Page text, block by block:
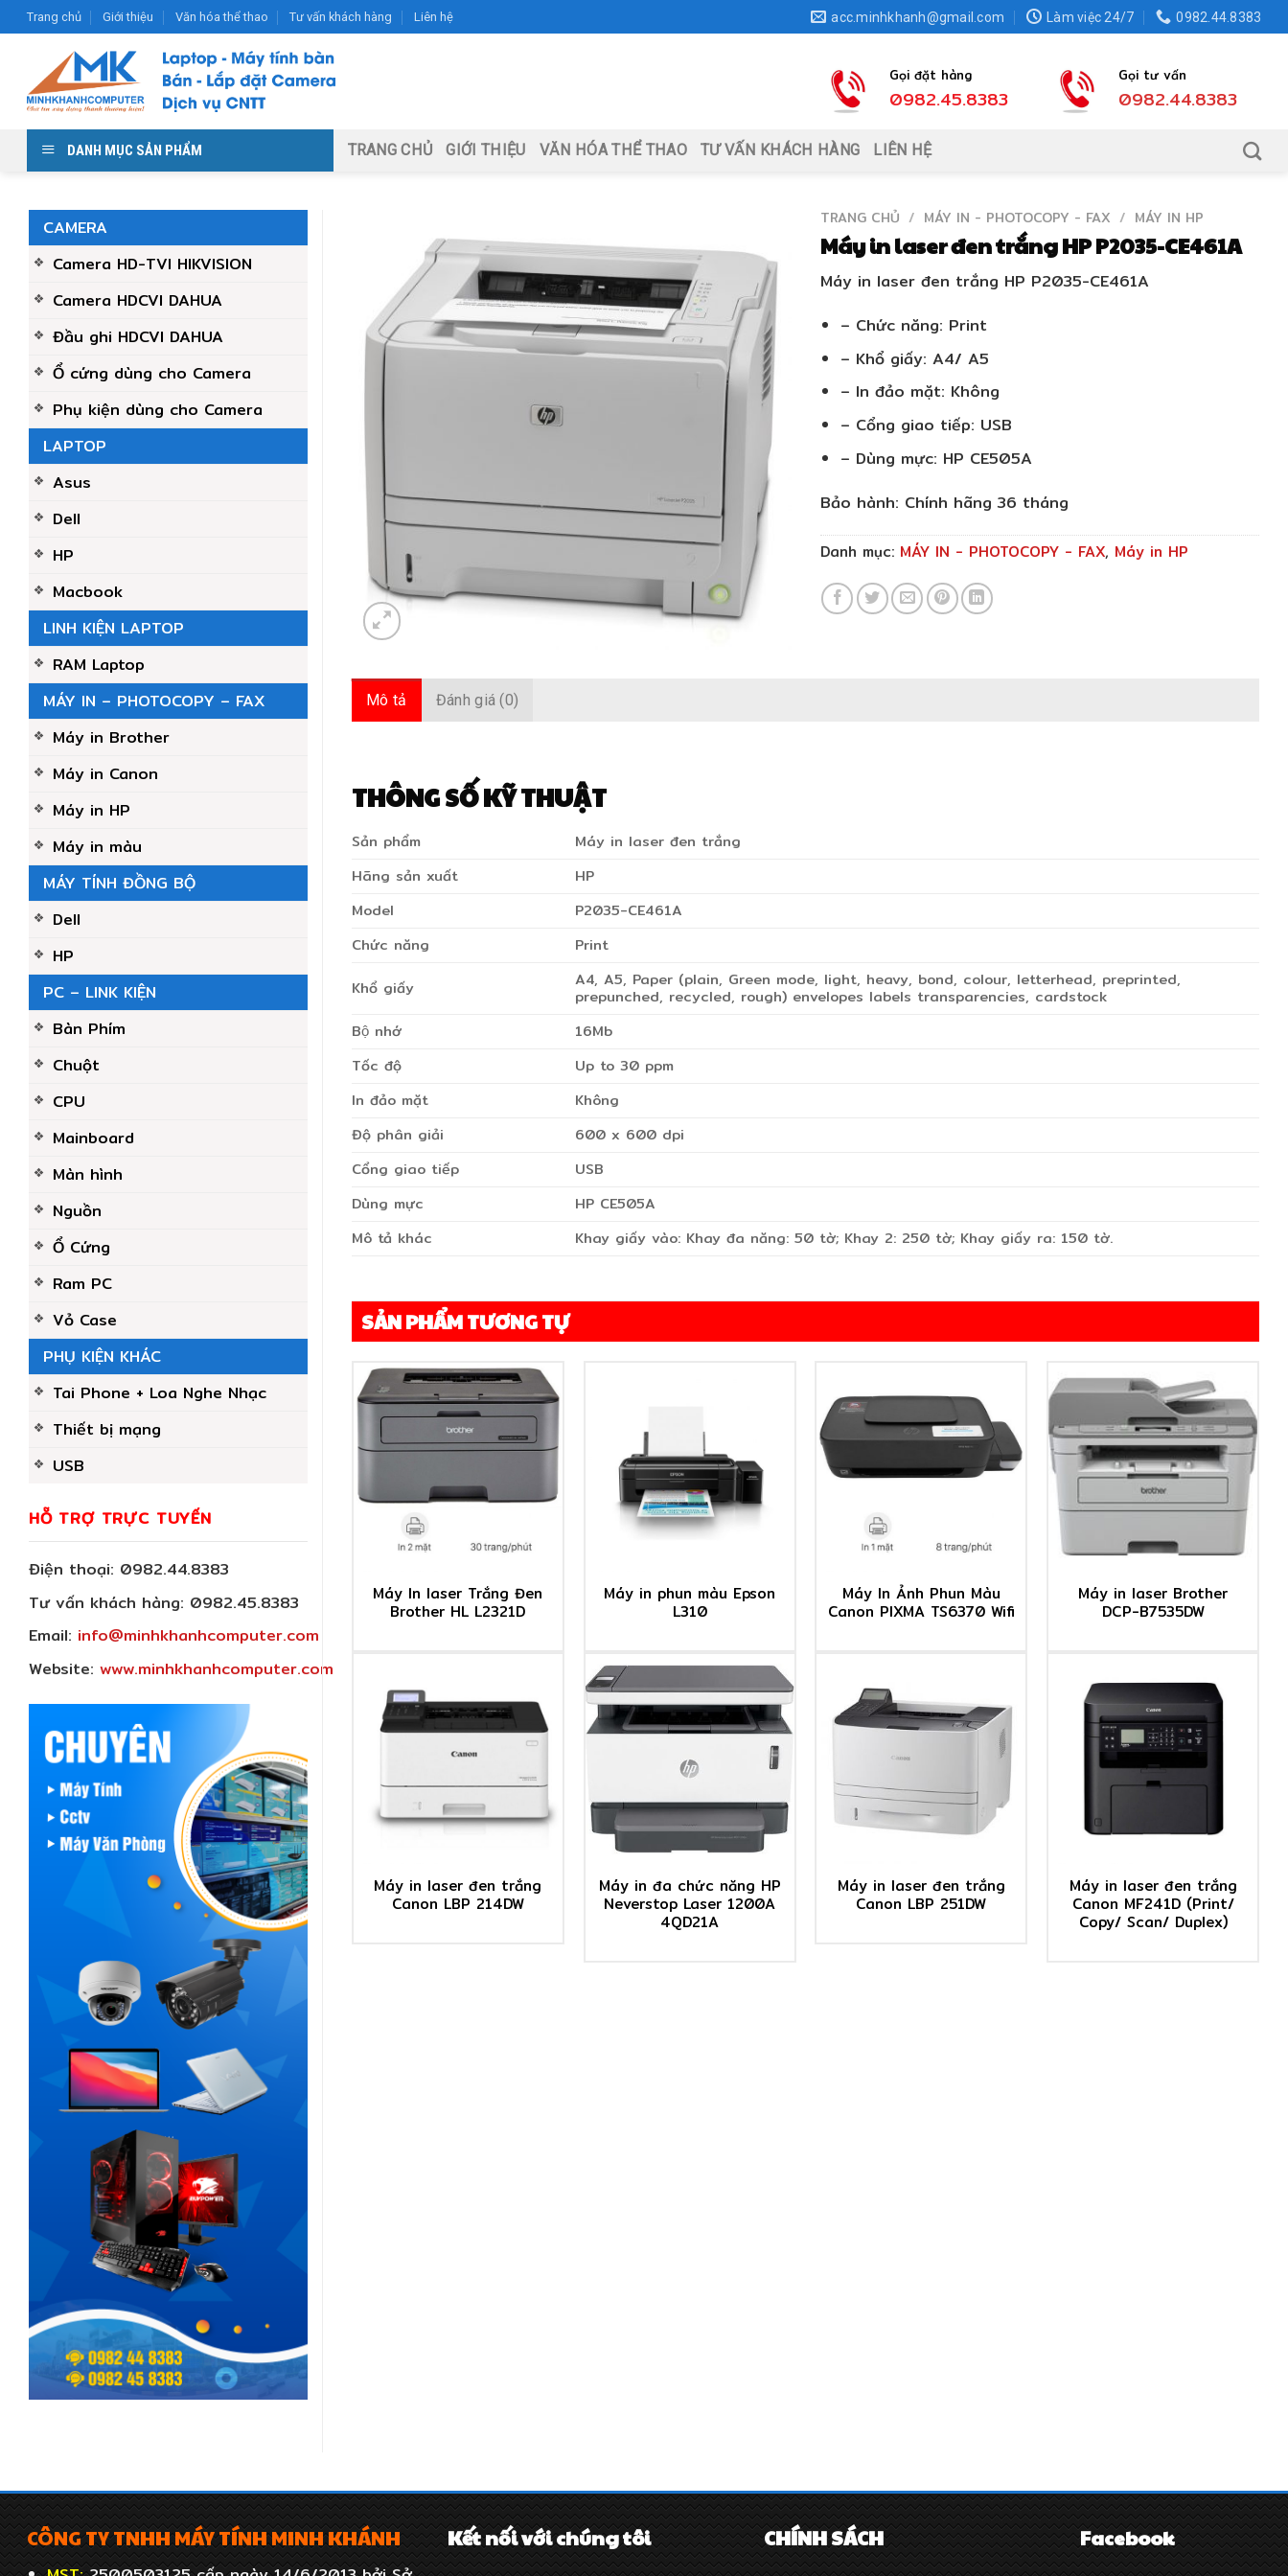
Skip
to
content
Trang chủ Giới thiệu Văn hóa thể thao Tư vấn khách hàng Liên hệ acc.minhkhanh@gmail.com Làm việc 24/7 0982.44.8383
Gọi đặt hàng
0982.45.8383
Gọi tư vấn
0982.44.8383
DANH MỤC SẢN PHẨM TRANG CHỦ GIỚI THIỆU VĂN HÓA THỂ THAO TƯ VẤN KHÁCH HÀNG LIÊN HỆ
CAMERA
Camera HD-TVI HIKVISION
Camera HDCVI DAHUA
Đầu ghi HDCVI DAHUA
Ổ cứng dùng cho Camera
Phụ kiện dùng cho Camera
LAPTOP
Asus
Dell
HP
Macbook
LINH KIỆN LAPTOP
RAM Laptop
MÁY IN – PHOTOCOPY – FAX
Máy in Brother
Máy in Canon
Máy in HP
Máy in màu
MÁY TÍNH ĐỒNG BỘ
Dell
HP
PC – LINK KIỆN
Bàn Phím
Chuột
CPU
Mainboard
Màn hình
Nguồn
Ổ Cứng
Ram PC
Vỏ Case
PHỤ KIỆN KHÁC
Tai Phone + Loa Nghe Nhạc
Thiết bị mạng
USB
HỖ TRỢ TRỰC TUYẾN
Điện thoại: 0982.44.8383
Tư vấn khách hàng: 0982.45.8383
Email: info@minhkhanhcomputer.com
Website: www.minhkhanhcomputer.com
TRANG CHỦ / MÁY IN - PHOTOCOPY - FAX / MÁY IN HP
Máy in laser đen trắng HP P2035-CE461A
Máy in laser đen trắng HP P2035-CE461A
– Chức năng: Print
– Khổ giấy: A4/ A5
– In đảo mặt: Không
– Cổng giao tiếp: USB
– Dùng mực: HP CE505A
Bảo hành: Chính hãng 36 tháng
Danh mục: MÁY IN - PHOTOCOPY - FAX, Máy in HP
Mô tả Đánh giá (0)
THÔNG SỐ KỸ THUẬT
Sản phẩm
Máy in laser đen trắng
Hãng sản xuất
HP
Model
P2035-CE461A
Chức năng
Print
Khổ giấy
A4, A5, Paper (plain, Green mode, light, heavy, bond, colour, letterhead, preprinted,
prepunched, recycled, rough) envelopes labels transparencies, cardstock
Bộ nhớ
16Mb
Tốc độ
Up to 30 ppm
In đảo mặt
Không
Độ phân giải
600 x 600 dpi
Cổng giao tiếp
USB
Dùng mực
HP CE505A
Mô tả khác
Khay giấy vào: Khay đa năng: 50 tờ; Khay 2: 250 tờ; Khay giấy ra: 150 tờ.
SẢN PHẨM TƯƠNG TỰ
Máy In laser Trắng Đen
Brother HL L2321D
Máy in phun màu Epson
L310
Máy In Ảnh Phun Màu
Canon PIXMA TS6370 Wifi
Máy in laser Brother
DCP-B7535DW
Máy in laser đen trắng
Canon LBP 214DW
Máy in đa chức năng HP
Neverstop Laser 1200A
4QD21A
Máy in laser đen trắng
Canon LBP 251DW
Máy in laser đen trắng
Canon MF241D (Print/
Copy/ Scan/ Duplex)
CÔNG TY TNHH MÁY TÍNH MINH KHÁNH Kết nối với chúng tôi CHÍNH SÁCH Facebook